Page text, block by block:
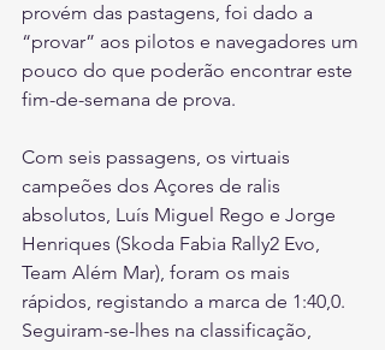
provém das pastagens, foi dado a
“provar” aos pilotos e navegadores um
pouco do que poderão encontrar este
fim-de-semana de prova.
Com seis passagens, os virtuais
campeões dos Açores de ralis
absolutos, Luís Miguel Rego e Jorge
Henriques (Skoda Fabia Rally2 Evo,
Team Além Mar), foram os mais
rápidos, registando a marca de 1:40,0.
Seguiram-se-lhes na classificação,